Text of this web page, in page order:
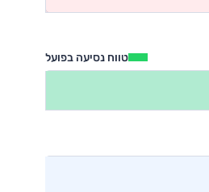
טווח נסיעה בפועל